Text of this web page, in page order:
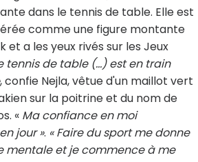
dans le tennis de table. Elle est
comme une figure montante
et a les yeux rivés sur les Jeux
tennis de table (...) est en train
, confie Nejla, vêtue d'un maillot vert
sur la poitrine et du nom de
« Ma confiance en moi
jour ». « Faire du sport me donne
mentale et je commence à me